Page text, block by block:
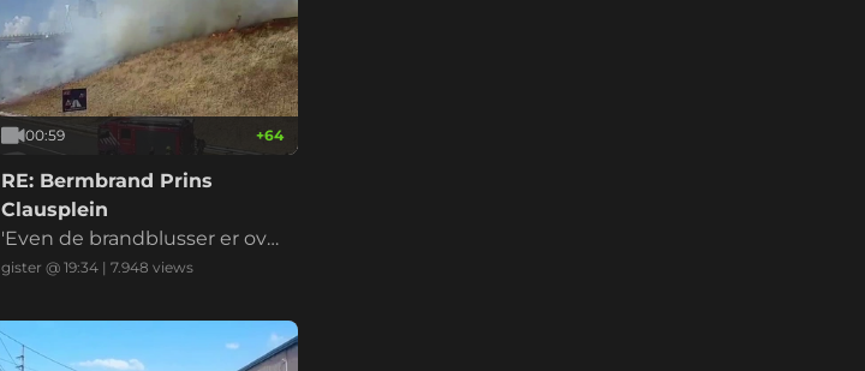
00:59 +64
RE: Bermbrand Prins
Clausplein
'Even de brandblusser er ove
r en het is geblust' riep iema
gister @ 19:34 |7.948 views